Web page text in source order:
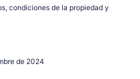
condiciones de la propiedad y
de 2024